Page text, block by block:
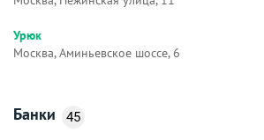
Урюк
Москва, Аминьевское шоссе, 6
Банки 45